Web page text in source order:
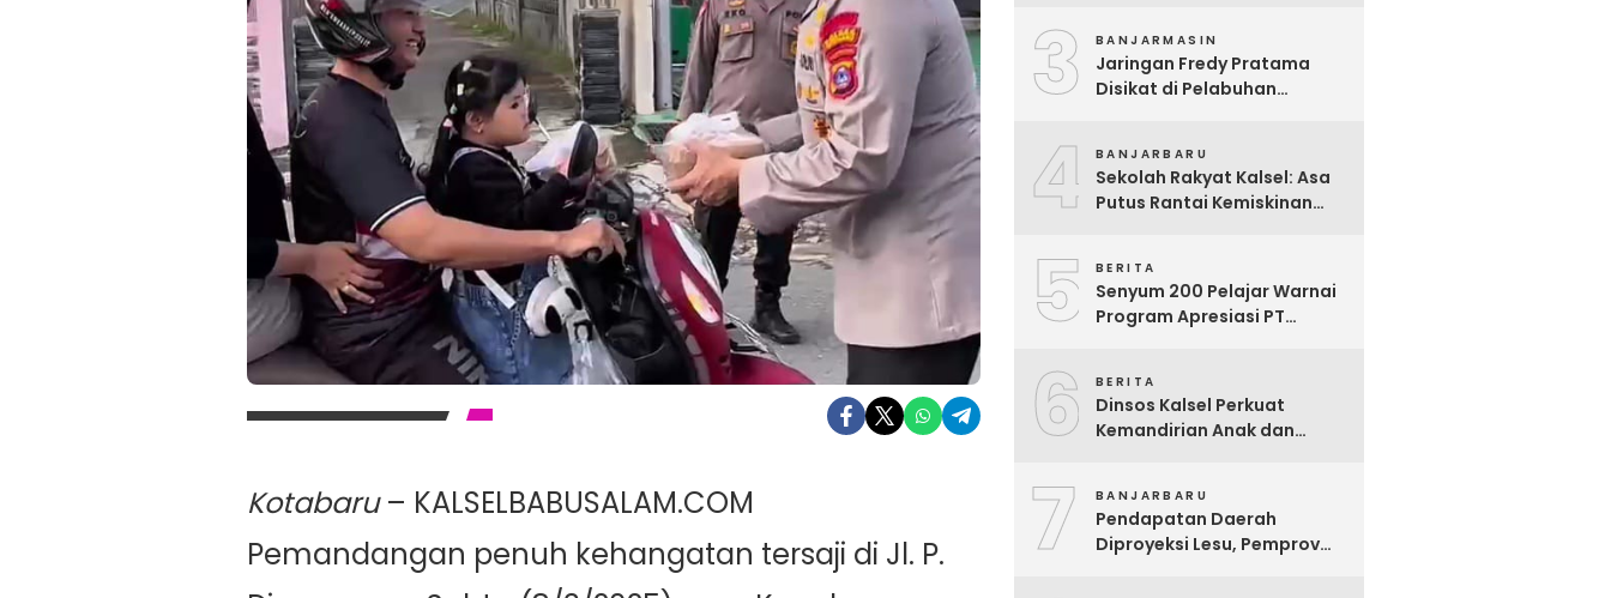
Kotabaru– KALSELBABUSALAM.COM
Pemandangan penuh kehangatan tersaji di Jl. P.
Penghubung Desa
3 BANJARMASIN
Jaringan Fredy Pratama
Disikat di Pelabuhan
4 BANJARBARU
Sekolah Rakyat Kalsel: Asa
Putus Rantai Kemiskinan
5 BERITA
Senyum 200 Pelajar Warnai
Program Apresiasi PT
6 BERITA
Dinsos Kalsel Perkuat
Kemandirian Anak dan
Mulia Satria
7 BANJARBARU
Pendapatan Daerah
Diproyeksi Lesu, Pemprov